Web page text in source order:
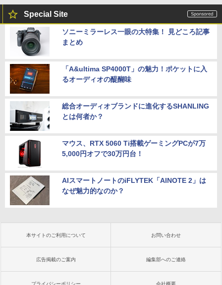
Special Site
ソニーミラーレス一眼の大特集！ 見どころ記事
まとめ
「A&ultima SP4000T」の魅力！ポケットに入
るオーディオの醍醐味
総合オーディオブランドに進化するSHANLING
とは何者か？
マウス、RTX 5060 Ti搭載ゲーミングPCが7万
5,000円オフで30万円台！
AIスマートノートのiFLYTEK「AINOTE 2」は
なぜ魅力的なのか？
本サイトのご利用について お問い合わせ
広告掲載のご案内 編集部へのご連絡
プライバシーポリシー 会社概要